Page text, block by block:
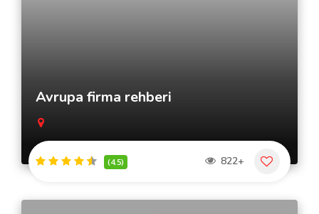
Avrupa firma rehberi
(4.5) 822+